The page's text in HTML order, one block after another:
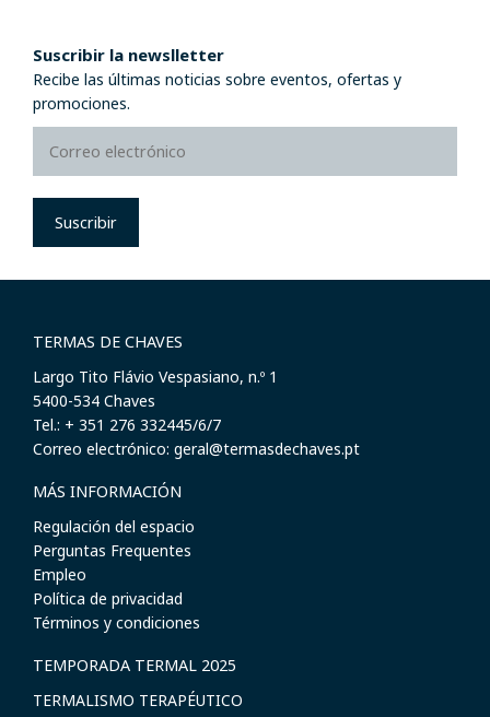
Suscribir la newslletter
Recibe las últimas noticias sobre eventos, ofertas y
promociones.
Suscribir
TERMAS DE CHAVES
Largo Tito Flávio Vespasiano, n.º 1
​5400-534 Chaves
Tel.: + 351 276 332445/6/7
Correo electrónico: geral@termasdechaves.pt
MÁS INFORMACIÓN
Regulación del espacio
Perguntas Frequentes
Empleo
Política de privacidad
Términos y condiciones
TEMPORADA TERMAL 2025
TERMALISMO TERAPÉUTICO